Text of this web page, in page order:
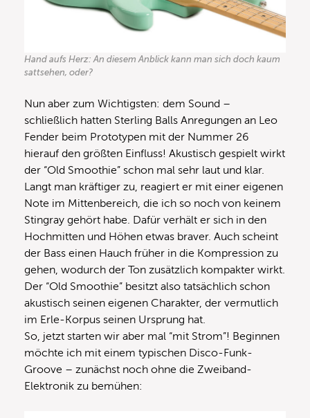
Hand aufs Herz: An diesem Anblick kann man sich doch kaum
sattsehen, oder?
Nun aber zum Wichtigsten: dem Sound –
schließlich hatten Sterling Balls Anregungen an Leo
Fender beim Prototypen mit der Nummer 26
hierauf den größten Einfluss! Akustisch gespielt wirkt
der “Old Smoothie” schon mal sehr laut und klar.
Langt man kräftiger zu, reagiert er mit einer eigenen
Note im Mittenbereich, die ich so noch von keinem
Stingray gehört habe. Dafür verhält er sich in den
Hochmitten und Höhen etwas braver. Auch scheint
der Bass einen Hauch früher in die Kompression zu
gehen, wodurch der Ton zusätzlich kompakter wirkt.
Der “Old Smoothie” besitzt also tatsächlich schon
akustisch seinen eigenen Charakter, der vermutlich
im Erle-Korpus seinen Ursprung hat.
So, jetzt starten wir aber mal “mit Strom”! Beginnen
möchte ich mit einem typischen Disco-Funk-
Groove – zunächst noch ohne die Zweiband-
Elektronik zu bemühen: